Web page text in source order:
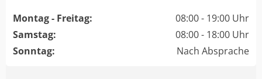
Montag - Freitag:
08:00 - 19:00 Uhr
Samstag:
08:00 - 18:00 Uhr
Sonntag:
Nach Absprache